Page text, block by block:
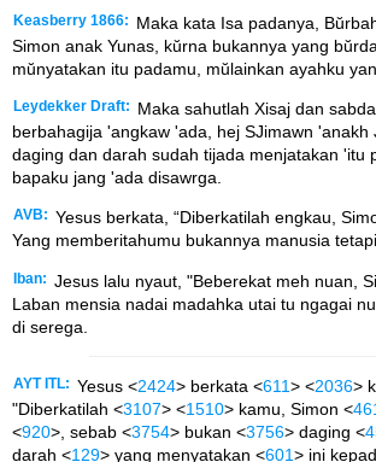
Keasberry 1866:
Maka kata Isa padanya,
Simon anak Yunas, kŭrna bukannya yang
mŭnyatakan itu padamu, mŭlainkan ayahku
Leydekker Draft:
Maka sahutlah Xisaj dan
berbahagija 'angkaw 'ada, hej SJimawn 'anakh
daging dan darah sudah tijada menjatakan 'itu
bapaku jang 'ada disawrga.
AVB: Yesus berkata, “Diberkatilah engkau,
Yang memberitahumu bukannya manusia
Iban: Jesus lalu nyaut, "Beberekat meh nuan,
Laban mensia nadai madahka utai tu ngagai
di serega.
AYT ITL: Yesus <2424> berkata <611> <2036>
"Diberkatilah <3107> <1510> kamu, Simon <
<920>, sebab <3754> bukan <3756> daging <
darah <129> yang menyatakan <601> ini